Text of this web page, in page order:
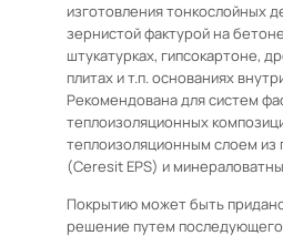
изготовления тонкослойных
зернистой фактурой на
штукатурках, гипсокартоне,
плитах и т.п. основаниях
Рекомендована для систем
теплоизоляционных
теплоизоляционным слоем из
(Ceresit EPS) и
Покрытию может быть
решение путем